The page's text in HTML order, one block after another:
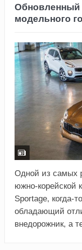
Обновленный
модельного
Одной из самых
южно-корейской
Sportage, когда-
обладающий
внедорожник, а